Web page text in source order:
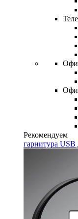
Рекомендуем
гарнитура USB